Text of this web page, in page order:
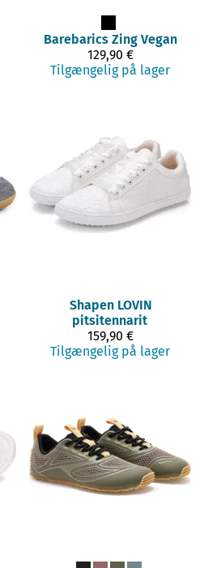
Barebarics Zing Vegan
129,90 €
Tilgængelig på lager
Shapen LOVIN
pitsitennarit
159,90 €
Tilgængelig på lager